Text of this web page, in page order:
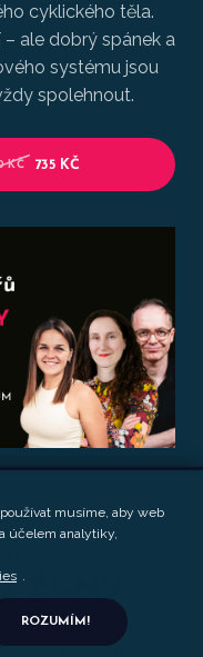
cyklického těla.
ale dobrý spánek a
systému jsou
spolehnout.
KČ 735 KČ
ŽENY
na kterých můžete
musíme, aby web
účelem analytiky,
.
ROZUMÍM!